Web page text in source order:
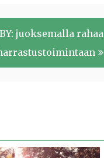
juoksemalla rahaa